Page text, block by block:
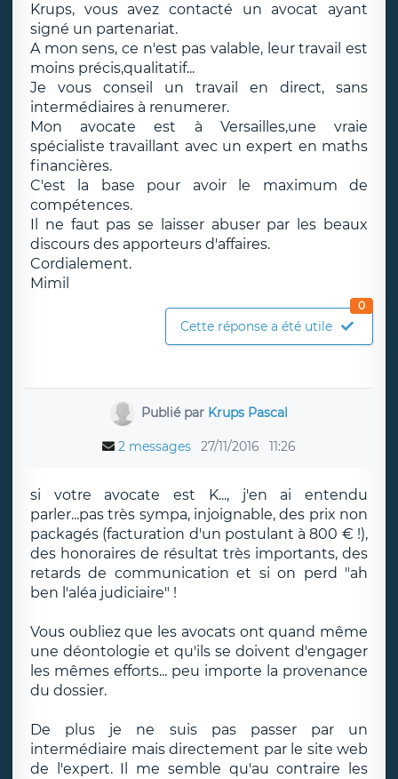
Krups, vous avez contacté un avocat ayant
signé un partenariat.
A mon sens, ce n'est pas valable, leur travail est
moins précis,qualitatif...
Je vous conseil un travail en direct, sans
intermédiaires à renumerer.
Mon avocate est à Versailles,une vraie
spécialiste travaillant avec un expert en maths
financières.
C'est la base pour avoir le maximum de
compétences.
Il ne faut pas se laisser abuser par les beaux
discours des apporteurs d'affaires.
Cordialement.
Mimil
Cette réponse a été utile
0
Publié par Krups Pascal
2 messages 27/11/2016 11:26
si votre avocate est K..., j'en ai entendu
parler...pas très sympa, injoignable, des prix non
packagés (facturation d'un postulant à 800 € !),
des honoraires de résultat très importants, des
retards de communication et si on perd "ah
ben l'aléa judiciaire" !
Vous oubliez que les avocats ont quand même
une déontologie et qu'ils se doivent d'engager
les mêmes efforts... peu importe la provenance
du dossier.
De plus je ne suis pas passer par un
intermédiaire mais directement par le site web
de l'expert. Il me semble qu'au contraire les